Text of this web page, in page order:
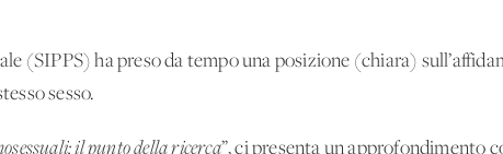
(SIPPS) ha preso da tempo una posizione (chiara)
sesso.
il punto della ricerca”, ci presenta un approfondimento